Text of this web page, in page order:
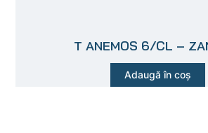
T ANEMOS 6/CL –
Adaugă în coș